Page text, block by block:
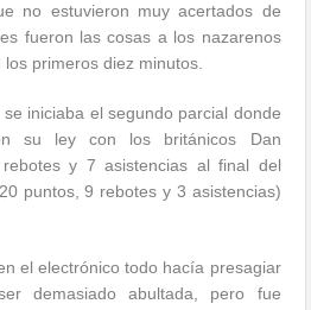
no estuvieron muy acertados de
fueron las cosas a los nazarenos
primeros diez minutos.
iniciaba el segundo parcial donde
su ley con los británicos Dan
y 7 asistencias al final del
puntos, 9 rebotes y 3 asistencias)
el electrónico todo hacía presagiar
demasiado abultada, pero fue